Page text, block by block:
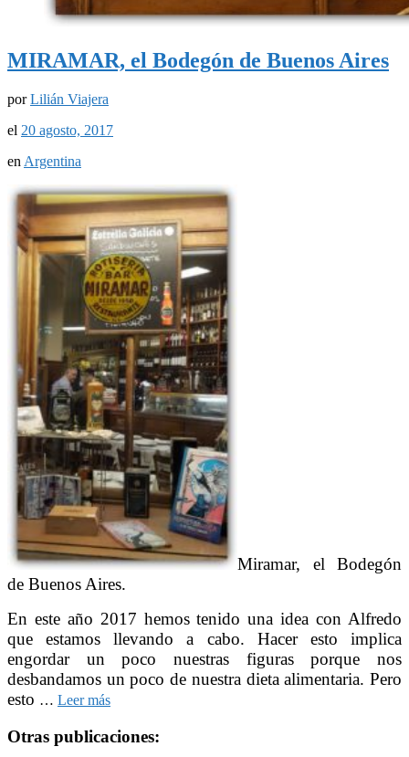
MIRAMAR, el Bodegón de Buenos Aires
porLilián Viajera
el 20 agosto, 2017
en Argentina
Miramar, el Bodegón
de Buenos Aires.
En este año 2017 hemos tenido una idea con Alfredo
que estamos llevando a cabo. Hacer esto implica
engordar un poco nuestras figuras porque nos
desbandamos un poco de nuestra dieta alimentaria. Pero
esto … Leer más
Otras publicaciones: